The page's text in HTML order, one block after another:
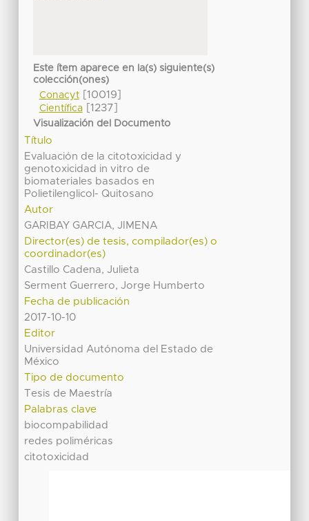
Este ítem aparece en la(s) siguiente(s)
colección(ones)
Conacyt[10019]
Científica[1237]
Visualización del Documento
Título
Evaluación de la citotoxicidad y
genotoxicidad in vitro de
biomateriales basados en
Polietilenglicol- Quitosano
Autor
GARIBAY GARCIA, JIMENA
Director(es) de tesis, compilador(es) o
coordinador(es)
Castillo Cadena, Julieta
Serment Guerrero, Jorge Humberto
Fecha de publicación
2017-10-10
Editor
Universidad Autónoma del Estado de
México
Tipo de documento
Tesis de Maestría
Palabras clave
biocompabilidad
redes poliméricas
citotoxicidad